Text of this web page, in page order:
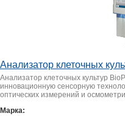
Анализатор клеточных
Анализатор клеточных культур
инновационную сенсорную
оптических измерений и
Марка: